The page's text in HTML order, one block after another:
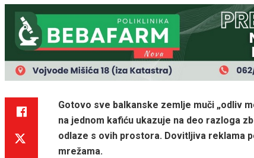
Gotovo sve balkanske zemlje muči „odliv
na jednom kafiću ukazuje na deo razloga
odlaze s ovih prostora. Dovitljiva reklama
mrežama.